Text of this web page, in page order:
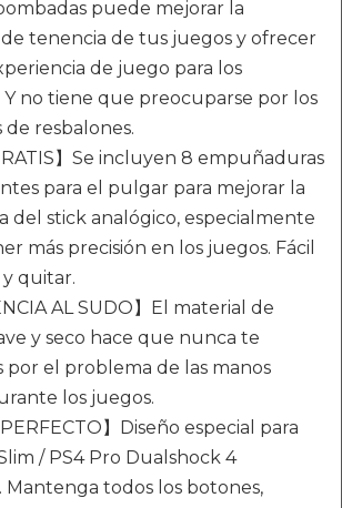
puede mejorar la
tenencia de tus juegos y ofrecer
de juego para los
Y no tiene que preocuparse por los
resbalones.
】Se incluyen 8 empuñaduras
para el pulgar para mejorar la
del stick analógico, especialmente
más precisión en los juegos. Fácil
quitar.
AL SUDO】El material de
y seco hace que nunca te
por el problema de las manos
los juegos.
PERFECTO】Diseño especial para
/ PS4 Pro Dualshock 4
todos los botones,